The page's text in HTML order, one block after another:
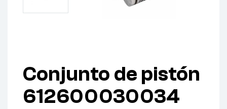
Conjunto de pistón
612600030034